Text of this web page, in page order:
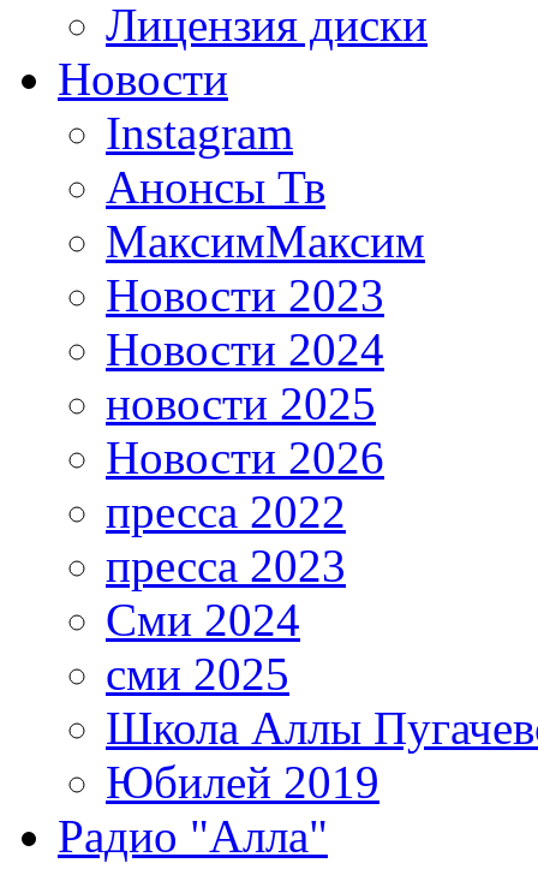
Лицензия диски
Новости
Instagram
Анонсы Тв
МаксимМаксим
Новости 2023
Новости 2024
новости 2025
Новости 2026
пресса 2022
пресса 2023
Сми 2024
сми 2025
Школа Аллы
Юбилей 2019
Радио "Алла"